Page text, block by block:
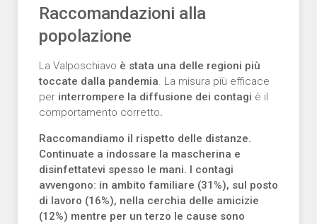
Raccomandazioni alla
popolazione
La Valposchiavo è stata una delle regioni più
toccate dalla pandemia. La misura più efficace
per interrompere la diffusione dei contagi è il
comportamento corretto.
Raccomandiamo il rispetto delle distanze.
Continuate a indossare la mascherina e
disinfettatevi spesso le mani. I contagi
avvengono: in ambito familiare (31%), sul posto
di lavoro (16%), nella cerchia delle amicizie
(12%) mentre per un terzo le cause sono